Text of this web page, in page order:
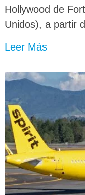
Hollywood de
Unidos), a partir
Leer Más